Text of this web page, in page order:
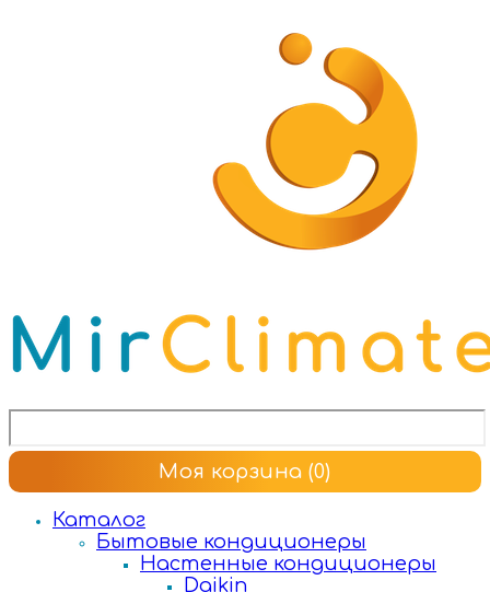
Моя корзина (0)
Каталог
Бытовые кондиционеры
Настенные кондиционеры
Daikin